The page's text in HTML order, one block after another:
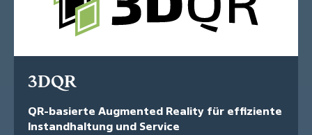
3DQR
QR-basierte Augmented Reality für effiziente
Instandhaltung und Service